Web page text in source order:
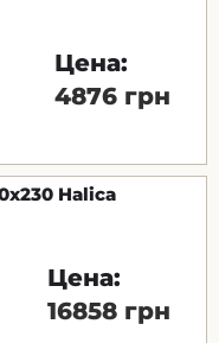
Цена:
4876 грн
Halica
Цена:
16858 грн